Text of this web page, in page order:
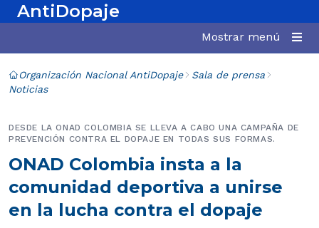
AntiDopaje
Mostrar menú
Organización Nacional AntiDopaje
Sala de prensa
Noticias
ONAD Colombia insta a la
comunidad deportiva a unirse
en la lucha contra el dopaje
DESDE LA ONAD COLOMBIA SE LLEVA A CABO UNA CAMPAÑA DE
PREVENCIÓN CONTRA EL DOPAJE EN TODAS SUS FORMAS.